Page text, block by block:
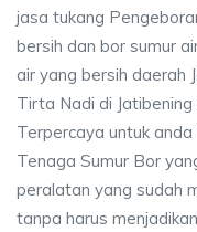
jasa tukang
bersih dan bor sumur
air yang bersih daerah
Tirta Nadi di
Terpercaya untuk
Tenaga Sumur Bor
peralatan yang sudah
tanpa harus